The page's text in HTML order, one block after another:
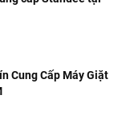
Cung Cấp Máy Giặt